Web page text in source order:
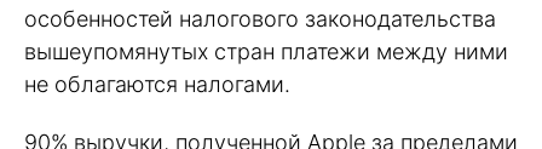
особенностей налогового законодательства
вышеупомянутых стран платежи между ними
не облагаются налогами.
90% выручки, полученной Apple за пределами